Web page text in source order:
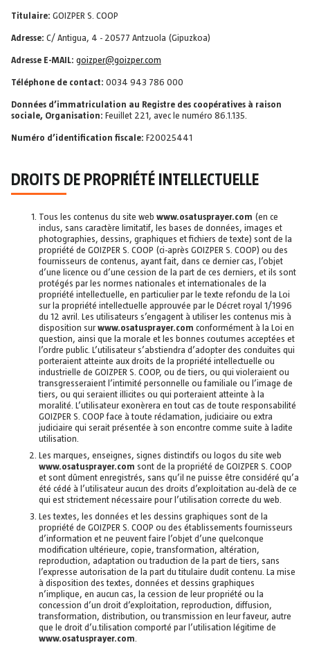
Titulaire: GOIZPER S. COOP
Adresse: C/ Antigua, 4 - 20577 Antzuola (Gipuzkoa)
Adresse E-MAIL: goizper@goizper.com
Téléphone de contact: 0034 943 786 000
Données d’immatriculation au Registre des coopératives à raison
sociale, Organisation: Feuillet 221, avec le numéro 86.1.135.
Numéro d’identification fiscale: F20025441
DROITS DE PROPRIÉTÉ INTELLECTUELLE
Tous les contenus du site web www.osatusprayer.com (en ce
inclus, sans caractère limitatif, les bases de données, images et
photographies, dessins, graphiques et fichiers de texte) sont de la
propriété de GOIZPER S. COOP (ci-après GOIZPER S. COOP) ou des
fournisseurs de contenus, ayant fait, dans ce dernier cas, l’objet
d’une licence ou d’une cession de la part de ces derniers, et ils sont
protégés par les normes nationales et internationales de la
propriété intellectuelle, en particulier par le texte refondu de la Loi
sur la propriété intellectuelle approuvée par le Décret royal 1/1996
du 12 avril. Les utilisateurs s’engagent à utiliser les contenus mis à
disposition sur www.osatusprayer.com conformément à la Loi en
question, ainsi que la morale et les bonnes coutumes acceptées et
l’ordre public. L’utilisateur s’abstiendra d’adopter des conduites qui
porteraient atteinte aux droits de la propriété intellectuelle ou
industrielle de GOIZPER S. COOP, ou de tiers, ou qui violeraient ou
transgresseraient l’intimité personnelle ou familiale ou l’image de
tiers, ou qui seraient illicites ou qui porteraient atteinte à la
moralité. L’utilisateur exonèrera en tout cas de toute responsabilité
GOIZPER S. COOP face à toute réclamation, judiciaire ou extra
judiciaire qui serait présentée à son encontre comme suite à ladite
utilisation.
Les marques, enseignes, signes distinctifs ou logos du site web
www.osatusprayer.com sont de la propriété de GOIZPER S. COOP
et sont dûment enregistrés, sans qu’il ne puisse être considéré qu’a
été cédé à l’utilisateur aucun des droits d’exploitation au-delà de ce
qui est strictement nécessaire pour l’utilisation correcte du web.
Les textes, les données et les dessins graphiques sont de la
propriété de GOIZPER S. COOP ou des établissements fournisseurs
d’information et ne peuvent faire l’objet d’une quelconque
modification ultérieure, copie, transformation, altération,
reproduction, adaptation ou traduction de la part de tiers, sans
l’expresse autorisation de la part du titulaire dudit contenu. La mise
à disposition des textes, données et dessins graphiques
n’implique, en aucun cas, la cession de leur propriété ou la
concession d’un droit d’exploitation, reproduction, diffusion,
transformation, distribution, ou transmission en leur faveur, autre
que le droit d’u.tilisation comporté par l’utilisation légitime de
www.osatusprayer.com.